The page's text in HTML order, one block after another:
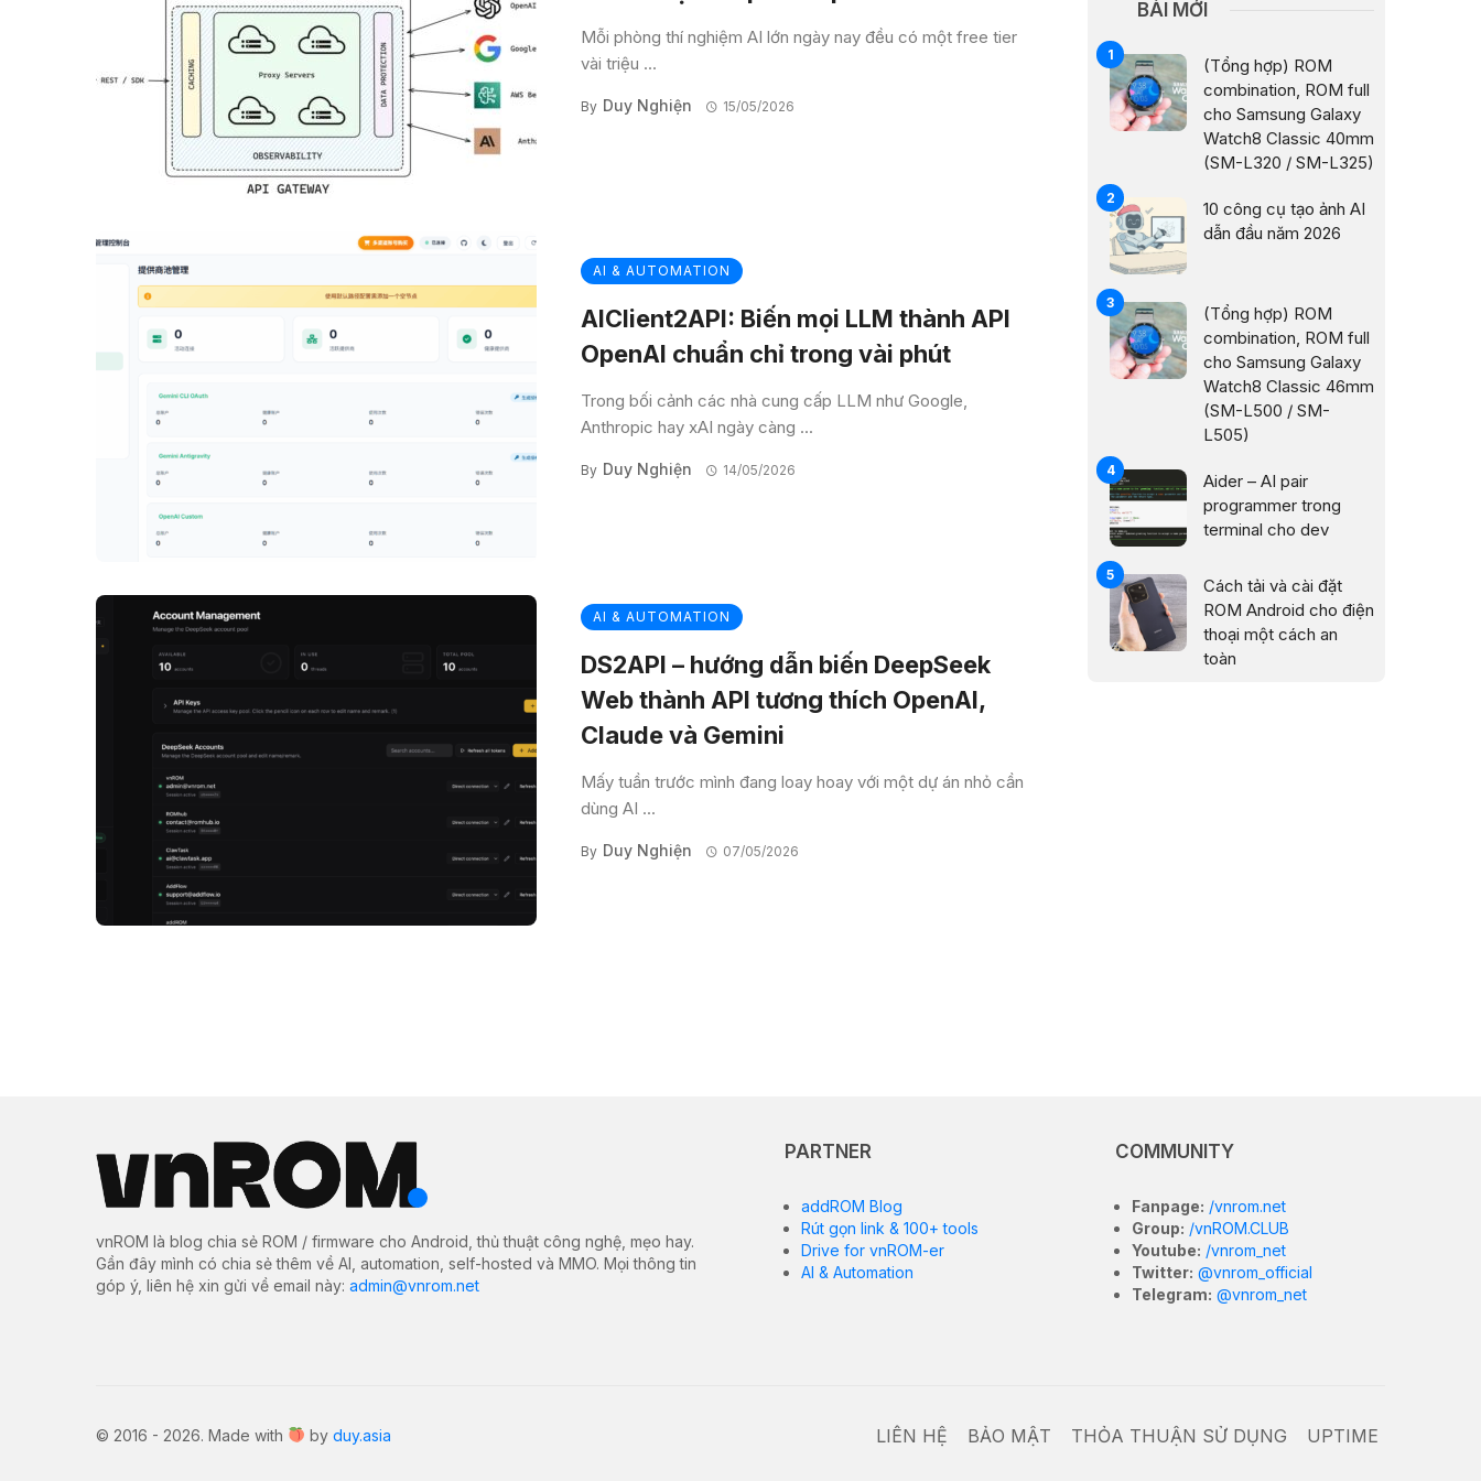
Mỗi phòng thí nghiệm AI lớn ngày nay đều có một free tier
vài triệu ...
By Duy Nghiện 15/05/2026
AI & AUTOMATION
AIClient2API: Biến mọi LLM thành API
OpenAI chuẩn chỉ trong vài phút
Trong bối cảnh các nhà cung cấp LLM như Google,
Anthropic hay xAI ngày càng ...
By Duy Nghiện 14/05/2026
AI & AUTOMATION
DS2API – hướng dẫn biến DeepSeek
Web thành API tương thích OpenAI,
Claude và Gemini
Mấy tuần trước mình đang loay hoay với một dự án nhỏ cần
dùng AI ...
By Duy Nghiện 07/05/2026
BÀI MỚI
(Tổng hợp) ROM
combination, ROM full
cho Samsung Galaxy
Watch8 Classic 40mm
(SM-L320 / SM-L325)
10 công cụ tạo ảnh AI
dẫn đầu năm 2026
(Tổng hợp) ROM
combination, ROM full
cho Samsung Galaxy
Watch8 Classic 46mm
(SM-L500 / SM-
L505)
Aider – AI pair
programmer trong
terminal cho dev
Cách tải và cài đặt
ROM Android cho điện
thoại một cách an
toàn
vnROM là blog chia sẻ ROM / firmware cho Android, thủ thuật công nghệ, mẹo hay.
Gần đây mình có chia sẻ thêm về AI, automation, self-hosted và MMO. Mọi thông tin
góp ý, liên hệ xin gửi về email này: admin@vnrom.net
PARTNER
addROM Blog
Rút gọn link & 100+ tools
Drive for vnROM-er
AI & Automation
COMMUNITY
Fanpage: /vnrom.net
Group: /vnROM.CLUB
Youtube: /vnrom_net
Twitter: @vnrom_official
Telegram: @vnrom_net
© 2016 - 2026. Made with by duy.asia LIÊN HỆ BẢO MẬT THỎA THUẬN SỬ DỤNG UPTIME